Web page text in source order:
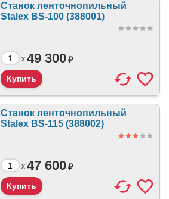
Станок ленточнопильный
Stalex BS-100 (388001)
x 49 300₽
Станок ленточнопильный
Stalex BS-115 (388002)
x 47 600₽